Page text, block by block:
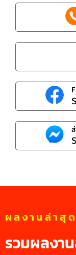
ผลงานล่าสุด
รวมผลงา